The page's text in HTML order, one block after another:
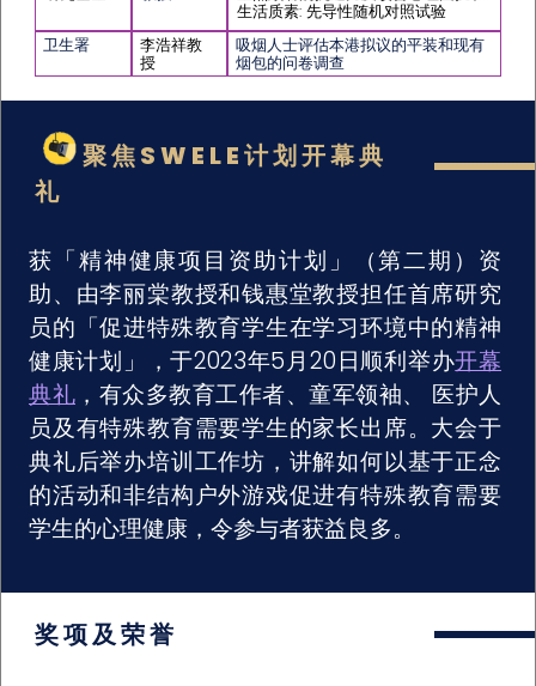
生活质素: 先导性随机对照试验
卫生署
李浩祥教
授
吸烟人士评估本港拟议的平装和现有
烟包的问卷调查
聚焦SWELE计划开幕典
礼
获「精神健康项目资助计划」（第二期）资
助、由李丽棠教授和钱惠堂教授担任首席研究
员的「促进特殊教育学生在学习环境中的精神
健康计划」，于2023年5月20日顺利举办开幕
典礼 ，有众多教育工作者、童军领袖、 医护人
员及有特殊教育需要学生的家长出席。大会于
典礼后举办培训工作坊，讲解如何以基于正念
的活动和非结构户外游戏促进有特殊教育需要
学生的心理健康，令参与者获益良多。
奖项及荣誉